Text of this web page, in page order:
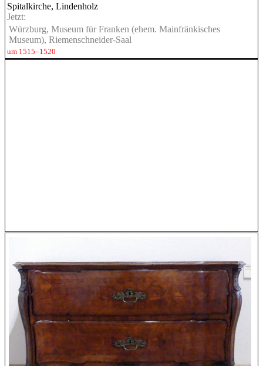
Spitalkirche, Lindenholz
Jetzt:
Würzburg, Museum für Franken (ehem. Mainfränkisches
Museum), Riemenschneider-Saal
um 1515–1520